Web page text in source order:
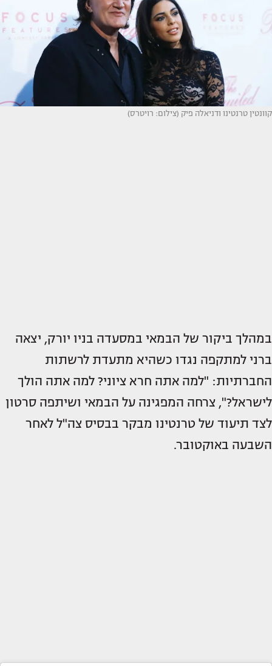
קוונטין טרנטינו ודניאלה פיק (צילום: רויטרס)
במהלך ביקור של הבמאי במסעדה בניו יורק, יצאה
ברני למתקפה נגדו כשהיא מתעדת לרשתות
החברתיות: "למה אתה חרא ציוני? למה אתה הולך
לישראל?", צרחה המפגינה על הבמאי ושיתפה סרטון
לצד תיעוד של טרנטינו מבקר בבסיס צה"ל לאחר
השבעה באוקטובר.